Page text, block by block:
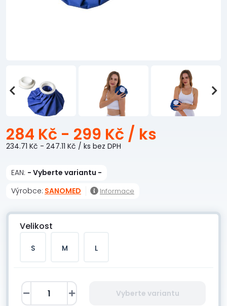
284 Kč - 299 Kč / ks
234.71 Kč - 247.11 Kč / ks bez DPH
EAN: - Vyberte variantu -
Výrobce: SANOMED Informace
Velikost
S M L
Vyberte variantu